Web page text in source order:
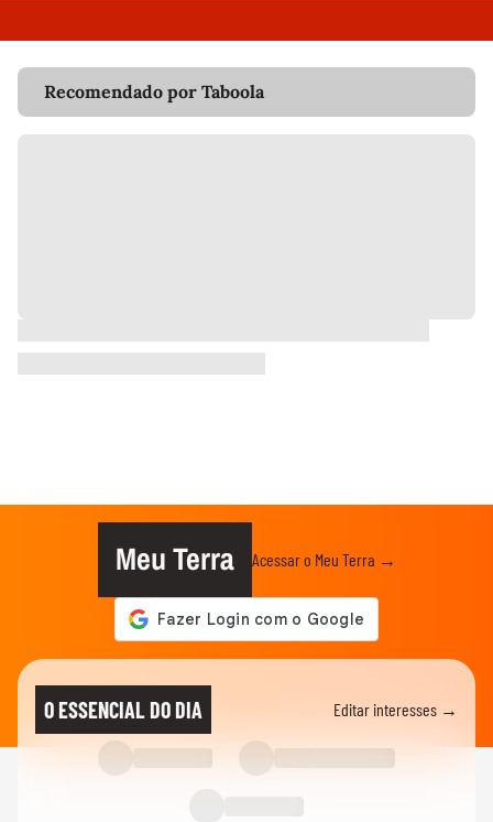
Recomendado por Taboola
Meu Terra Acessar o Meu Terra →
O ESSENCIAL DO DIA Editar interesses →